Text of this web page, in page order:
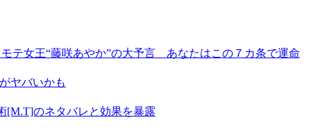
女王“藤咲あやか”の大予言 あなたはこの７カ条で運命
ヤバいかも
[M.T]のネタバレと効果を暴露